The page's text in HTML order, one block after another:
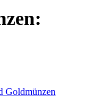
Goldmünzen